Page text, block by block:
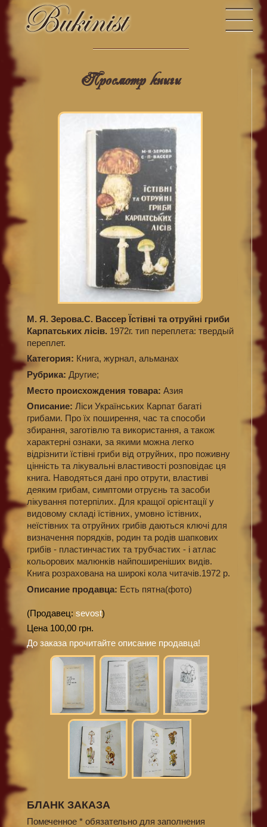
Просмотр книги
М. Я. Зерова.С. Вассер Їстівні та отруйні гриби
Карпатських лісів. 1972г. тип переплета: твердый
переплет.
Категория: Книга, журнал, альманах
Рубрика: Другие;
Место происхождения товара: Азия
Описание: Ліси Українських Карпат багаті
грибами. Про їх поширення, час та способи
збирання, заготівлю та використання, а також
характерні ознаки, за якими можна легко
відрізнити їстівні гриби від отруйних, про поживну
цінність та лікувальні властивості розповідає ця
книга. Наводяться дані про отрути, властиві
деяким грибам, симптоми отруєнь та засоби
лікування потерпілих. Для кращої орієнтації у
видовому складі їстівних, умовно їстівних,
неїстівних та отруйних грибів даються ключі для
визначення порядків, родин та родів шапкових
грибів - пластинчастих та трубчастих - і атлас
кольорових малюнків найпоширеніших видів.
Книга розрахована на широкі кола читачів.1972 р.
Описание продавца: Есть пятна(фото)
(Продавец: sevost)
Цена 100,00 грн.
До заказа прочитайте описание продавца!
БЛАНК ЗАКАЗА
Помеченное * обязательно для заполнения